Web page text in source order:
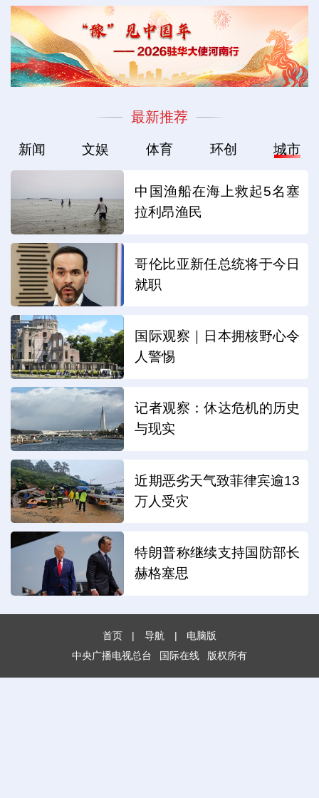
最新推荐
新闻 文娱 体育 环创 城市
中国渔船在海上救起5名塞
拉利昂渔民
哥伦比亚新任总统将于今日
就职
国际观察｜日本拥核野心令
人警惕
记者观察：休达危机的历史
与现实
近期恶劣天气致菲律宾逾13
万人受灾
特朗普称继续支持国防部长
赫格塞思
首页 | 导航 |
电脑版
中央广播电视总台
国际在线 版权所有